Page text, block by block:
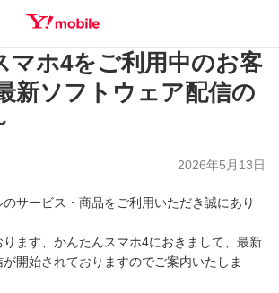
マホ4をご利用中のお客
新ソフトウェア配信の
2026年5月13日
サービス・商品をご利用いただき誠にあり
ります、かんたんスマホ4におきまして、最新
開始されておりますのでご案内いたしま